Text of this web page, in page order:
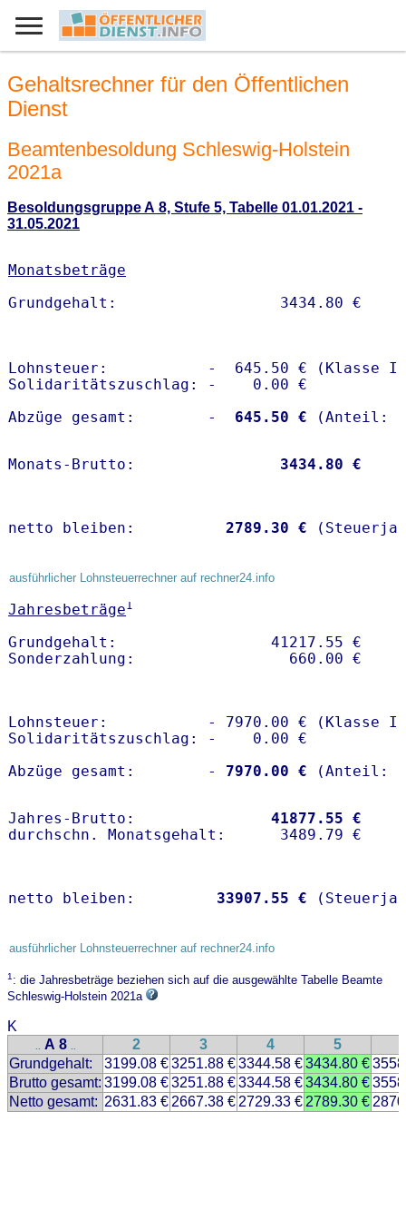
Gehaltsrechner für den Öffentlichen
Dienst
Beamtenbesoldung Schleswig-Holstein
2021a
Besoldungsgruppe A 8, Stufe 5, Tabelle 01.01.2021 -
31.05.2021
Monatsbeträge
Lohnsteuer:           -  645.50 € (Klasse I)
Solidaritätszuschlag: -    0.00 €
Abzüge gesamt:        -
  645.50 €
Monats-Brutto: 3434.80 €
netto bleiben: 2789.30 €
ausführlicher Lohnsteuerrechner auf rechner24.info
Jahresbeträge1
Grundgehalt:                 41217.55 €
Lohnsteuer:           - 7970.00 € (Klasse I)
Solidaritätszuschlag: -    0.00 €
Abzüge gesamt:        -
7970.00 €
Jahres-Brutto: 41877.55 €
netto bleiben: 33907.55 €
ausführlicher Lohnsteuerrechner auf rechner24.info
1: die Jahresbeträge beziehen sich auf die ausgewählte Tabelle Beamte
Schleswig-Holstein 2021a
K
.. A 8 .. 2 3 4 5
Grundgehalt:
3199.08 €3251.88 €3344.58 €3434.80 €
Brutto gesamt: 3199.08 €3251.88 €3344.58 €3434.80 €
Netto gesamt: 2631.83 € 2667.38 € 2729.33 € 2789.30 €